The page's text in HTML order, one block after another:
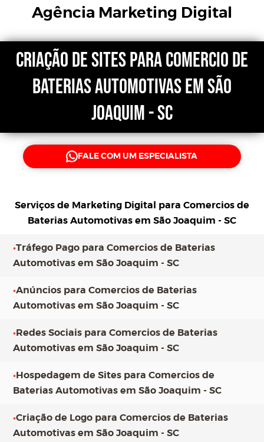
Agência Marketing Digital
CRIAÇÃO DE SITES para COMERCIO de
BATERIAS AUTOMOTIVAS em São
Joaquim - SC
FALE COM UM ESPECIALISTA
Serviços de Marketing Digital para Comercios de
Baterias Automotivas em São Joaquim - SC
•Tráfego Pago para Comercios de Baterias
Automotivas em São Joaquim - SC
•Anúncios para Comercios de Baterias
Automotivas em São Joaquim - SC
•Redes Sociais para Comercios de Baterias
Automotivas em São Joaquim - SC
•Hospedagem de Sites para Comercios de
Baterias Automotivas em São Joaquim - SC
•Criação de Logo para Comercios de Baterias
Automotivas em São Joaquim - SC